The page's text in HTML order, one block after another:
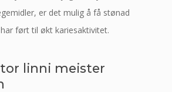
er det mulig å få stønad
ført til økt kariesaktivitet.
linni meister